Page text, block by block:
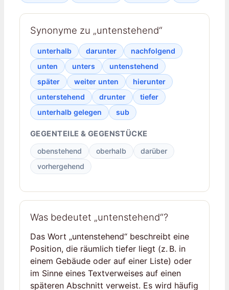
Synonyme zu „untenstehend“
unterhalb darunter
nachfolgend
unten
unters
untenstehend
später
weiter unten
hierunter
unterstehend
drunter
tiefer
unterhalb gelegen
sub
GEGENTEILE & GEGENSTÜCKE
obenstehend oberhalb
darüber
vorhergehend
Was bedeutet „untenstehend“?
Das Wort „untenstehend“ beschreibt eine
Position, die räumlich tiefer liegt (z. B. in
einem Gebäude oder auf einer Liste) oder
im Sinne eines Textverweises auf einen
späteren Abschnitt verweist. Es wird häufig